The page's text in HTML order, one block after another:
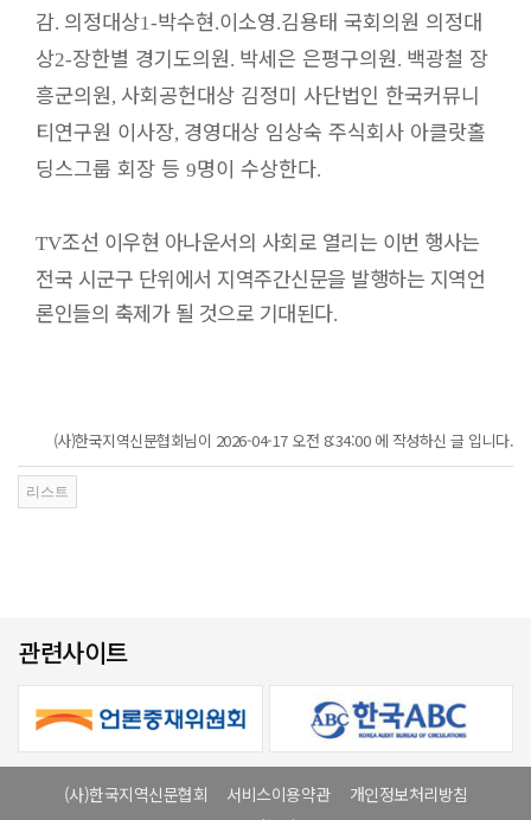
감. 의정대상1-박수현.이소영.김용태 국회의원 의정대
상2-장한별 경기도의원. 박세은 은평구의원. 백광철 장
흥군의원, 사회공헌대상 김정미 사단법인 한국커뮤니
티연구원 이사장, 경영대상 임상숙 주식회사 아클랏홀
딩스그룹 회장 등 9명이 수상한다.
TV조선 이우현 아나운서의 사회로 열리는 이번 행사는
전국 시군구 단위에서 지역주간신문을 발행하는 지역언
론인들의 축제가 될 것으로 기대된다.
(사)한국지역신문협회님이 2026-04-17 오전 8:34:00 에 작성하신 글 입니다.
관련사이트
(사)한국지역신문협회 서비스이용약관
개인정보처리방침